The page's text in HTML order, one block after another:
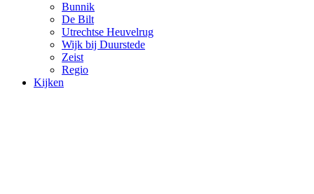
Bunnik
De Bilt
Utrechtse Heuvelrug
Wijk bij Duurstede
Zeist
Regio
Kijken